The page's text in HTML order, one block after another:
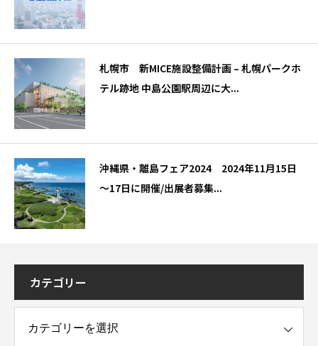
札幌市 新MICE施設整備計画 – 札幌パークホ
テル跡地 中島公園駅周辺に大...
沖縄県・離島フェア2024 2024年11月15日
～17日に開催/出展者募集...
カテゴリー